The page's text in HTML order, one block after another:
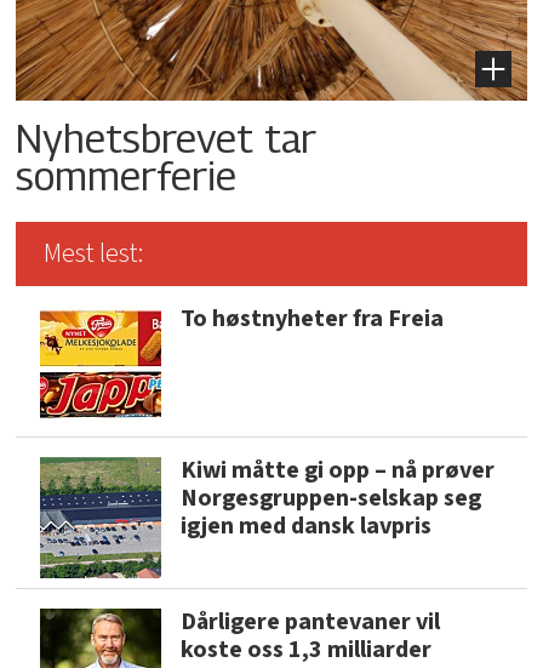
Nyhetsbrevet tar
sommerferie
Mest lest:
To høstnyheter fra Freia
Kiwi måtte gi opp – nå prøver
Norgesgruppen-selskap seg
igjen med dansk lavpris
Dårligere pantevaner vil
koste oss 1,3 milliarder